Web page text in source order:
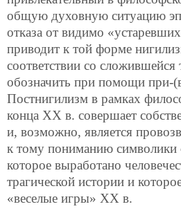
общую духовную ситуацию
отказа от видимо
приводит к той форме
соответствии со
обозначить при помощи при-
Постнигилизм в рамках
конца ХХ в. совершает
и, возможно, является
к тому пониманию символики
которое выработано
трагической истории и
«веселые игры» ХХ в.